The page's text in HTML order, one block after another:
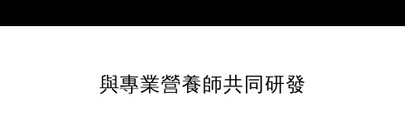
與專業營養師共同研發